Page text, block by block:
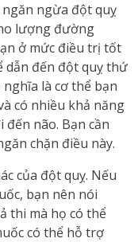
ngừa đột quỵ
lượng đường
ở mức điều trị tốt
dẫn đến đột quỵ thứ
là cơ thể bạn
có nhiều khả năng
đến não. Bạn cần
chặn điều này.
của đột quỵ. Nếu
bạn nên nói
thi mà họ có thể
có thể hỗ trợ